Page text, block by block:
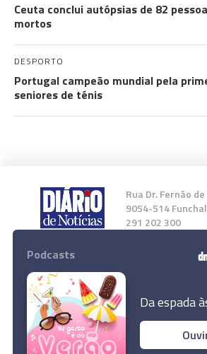
Ceuta conclui autópsias de 82
mortos
DESPORTO
Portugal campeão mundial pela
seniores de ténis
Rua Dr. Fernão
9054-514
291 202 300
Instale a nossa App
© 2023 Empresa Diário de
Podcasts
Da espada